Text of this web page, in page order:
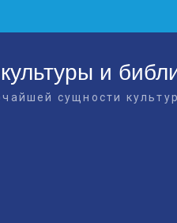
и
сущности